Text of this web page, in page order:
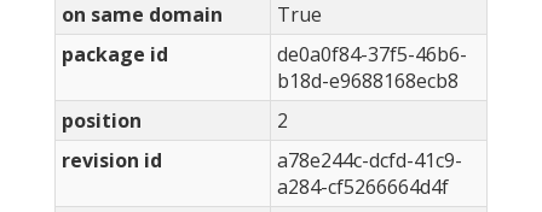
on same domain
True
package id
de0a0f84-37f5-46b6-
b18d-e9688168ecb8
position
2
revision id
a78e244c-dcfd-41c9-
a284-cf5266664d4f